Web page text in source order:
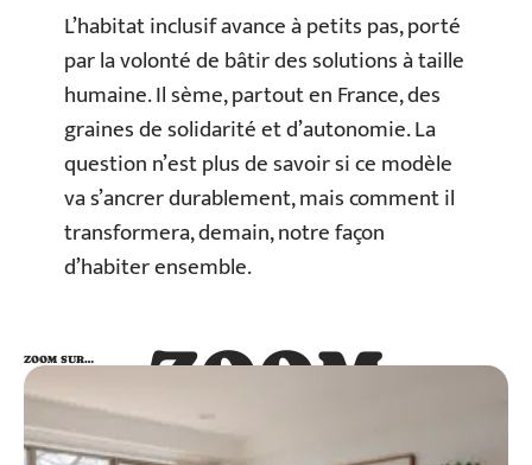
L’habitat inclusif avance à petits pas, porté
par la volonté de bâtir des solutions à taille
humaine. Il sème, partout en France, des
graines de solidarité et d’autonomie. La
question n’est plus de savoir si ce modèle
va s’ancrer durablement, mais comment il
transformera, demain, notre façon
d’habiter ensemble.
ZOOM
SUR…
ZOOM SUR…